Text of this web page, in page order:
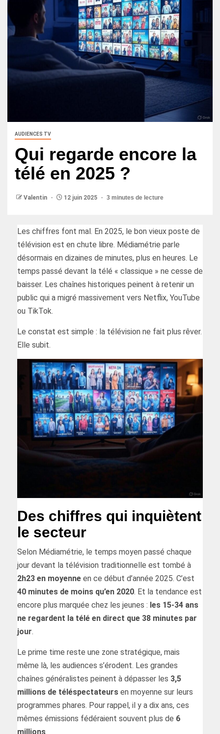
AUDIENCES TV
Qui regarde encore la
télé en 2025 ?
Valentin 12 juin 2025 3 minutes de lecture
Les chiffres font mal. En 2025, le bon vieux poste de
télévision est en chute libre. Médiamétrie parle
désormais en dizaines de minutes, plus en heures. Le
temps passé devant la télé « classique » ne cesse de
baisser. Les chaînes historiques peinent à retenir un
public qui a migré massivement vers Netflix, YouTube
ou TikTok.
Le constat est simple : la télévision ne fait plus rêver.
Elle subit.
Des chiffres qui inquiètent
le secteur
Selon Médiamétrie, le temps moyen passé chaque
jour devant la télévision traditionnelle est tombé à
2h23 en moyenne en ce début d’année 2025. C’est
40 minutes de moins qu’en 2020. Et la tendance est
encore plus marquée chez les jeunes : les 15-34 ans
ne regardent la télé en direct que 38 minutes par
jour.
Le prime time reste une zone stratégique, mais
même là, les audiences s’érodent. Les grandes
chaînes généralistes peinent à dépasser les 3,5
millions de téléspectateurs en moyenne sur leurs
programmes phares. Pour rappel, il y a dix ans, ces
mêmes émissions fédéraient souvent plus de 6
millions.